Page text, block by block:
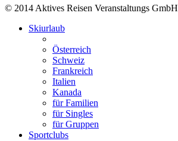
© 2014 Aktives Reisen Veranstaltungs GmbH
Skiurlaub
Österreich
Schweiz
Frankreich
Italien
Kanada
für Familien
für Singles
für Gruppen
Sportclubs